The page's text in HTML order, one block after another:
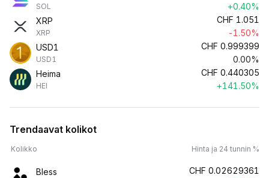
SOL
+0.40%
XRP
XRP
CHF 1.051
-1.50%
USD1
USD1
CHF 0.999399
0.00%
Heima
HEI
CHF 0.440305
+141.50%
Trendaavat kolikot
Kolikko Hinta ja 24 tunnin %
Bless CHF 0.02629361